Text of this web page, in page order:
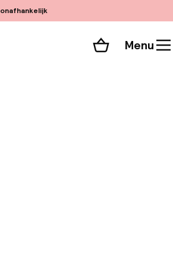
onafhankelijk
Winkelmand
Menu